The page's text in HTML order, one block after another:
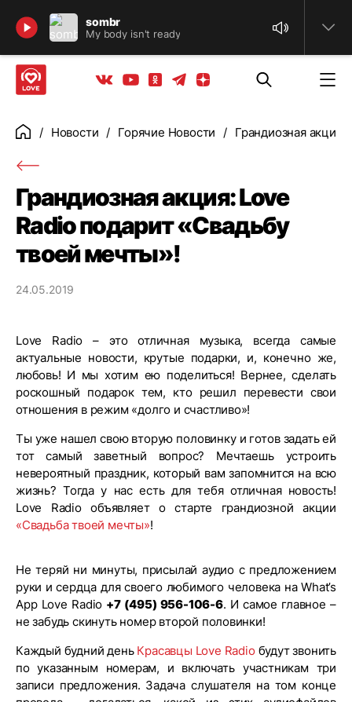
sombr
My body isn't ready
Найти
Вконтакте
YoutubeОдноклассники
ТелеграмЯндекс дзен
ГлавнаяНовости Горячие Новости Грандиозная
Грандиозная акция: Love
Radio подарит «Свадьбу
твоей мечты»!
24.05.2019
Love Radio – это отличная музыка, всегда самые
актуальные новости, крутые подарки, и, конечно же,
любовь! И мы хотим ею поделиться! Вернее, сделать
роскошный подарок тем, кто решил перевести свои
отношения в режим «долго и счастливо»!
Ты уже нашел свою вторую половинку и готов задать ей
тот самый заветный вопрос? Мечтаешь устроить
невероятный праздник, который вам запомнится на всю
жизнь? Тогда у нас есть для тебя отличная новость!
Love Radio объявляет о старте грандиозной акции
«Свадьба твоей мечты»!
Не теряй ни минуты, присылай аудио с предложением
руки и сердца для своего любимого человека на What’s
App Love Radio +7 (495) 956-106-6. И самое главное –
не забудь скинуть номер второй половинки!
Каждый будний день Красавцы Love Radioбудут звонить
по указанным номерам, и включать участникам три
записи предложения. Задача слушателя на том конце